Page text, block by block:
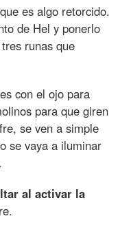
es algo retorcido.
de Hel y ponerlo
runas que
con el ojo para
para que giren
se ven a simple
se vaya a iluminar
al activar la